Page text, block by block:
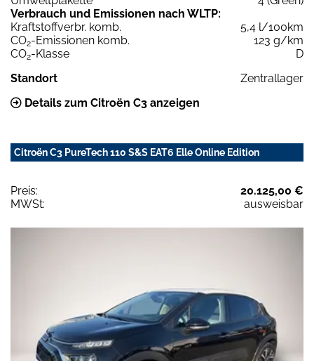
Verbrauch und Emissionen nach WLTP:
Kraftstoffverbr. komb.
5,4 l/100km
CO2-Emissionen komb.
123 g/km
CO2-Klasse
D
Standort
Zentrallager
Details zum Citroën C3 anzeigen
Citroën C3 PureTech 110 S&S EAT6 Elle Online Edition
Preis:
20.125,00 €
MWSt:
ausweisbar